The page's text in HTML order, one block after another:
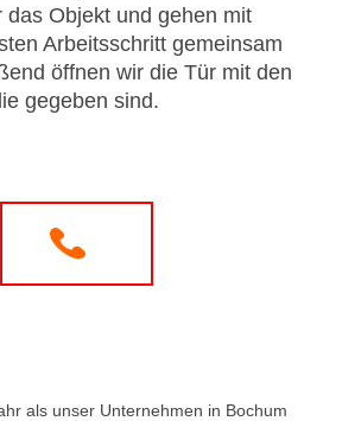
das Objekt und gehen mit
Arbeitsschritt gemeinsam
öffnen wir die Tür mit den
gegeben sind.
als unser Unternehmen in Bochum